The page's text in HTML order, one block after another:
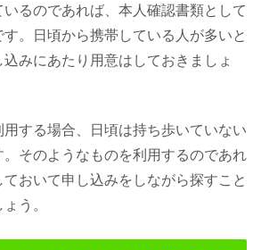
るのであれば、本人確認書類として
。日頃から携帯している人が多いと
みにあたり用意はしておきましょ
する場合、日頃は持ち歩いていない
そのようなものを利用するのであれ
おいて申し込みをしながら探すこと
う。